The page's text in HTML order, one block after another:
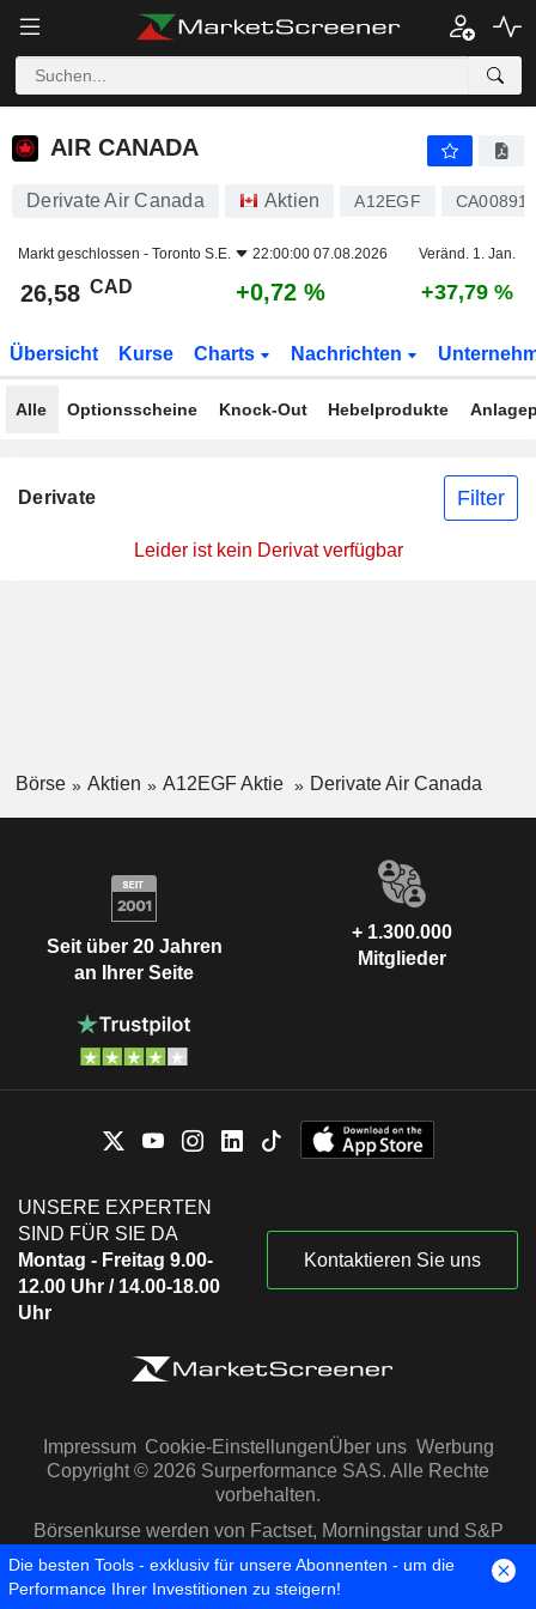
AIR CANADA
AIR CANADA
Derivate Air Canada Aktien A12EGF
Markt geschlossen - Toronto S.E. 22:00:00 07.08.2026 Veränd. 1. Jan.
26,58 CAD +0,72 % +37,79 %
Übersicht Kurse Charts Nachrichten
Alle Optionsscheine Knock-Out Hebelprodukte
Derivate Filter
Leider ist kein Derivat verfügbar
Börse Aktien A12EGF Aktie Derivate Air Canada
Seit über 20 Jahren
an Ihrer Seite
+ 1.300.000
Mitglieder
UNSERE EXPERTEN
SIND FÜR SIE DA
Montag - Freitag 9.00-
12.00 Uhr / 14.00-18.00
Uhr
Kontaktieren Sie uns
Impressum Cookie-EinstellungenÜber uns Werbung
Copyright © 2026 Surperformance SAS. Alle Rechte
vorbehalten.
Börsenkurse werden von Factset, Morningstar und S&P
Capital IQ zur Verfügung gestellt
Die besten Tools - exklusiv für unsere Abonnenten - um die
Performance Ihrer Investitionen zu steigern!